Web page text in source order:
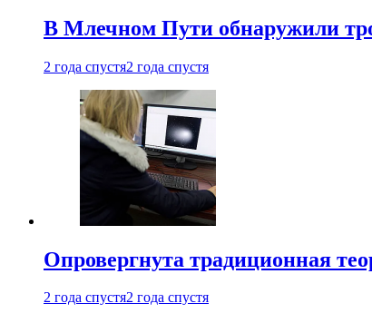
В Млечном Пути обнаружили
2 года спустя2 года спустя
Опровергнута традиционная
2 года спустя2 года спустя